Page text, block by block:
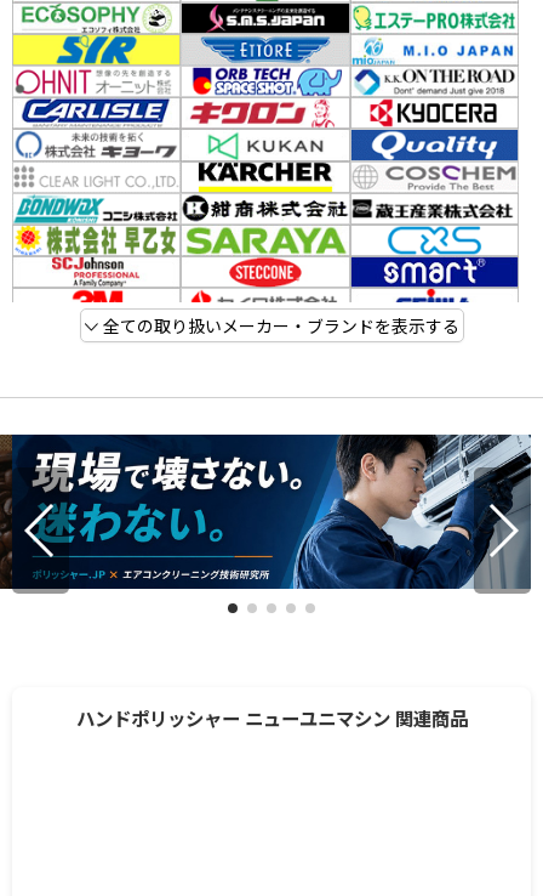
全ての取り扱いメーカー・ブランドを表示する
ハンドポリッシャー ニューユニマシン 関連商品